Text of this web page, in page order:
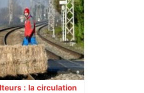
: la circulation